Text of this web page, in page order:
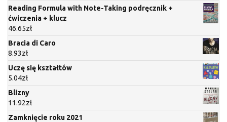
Reading Formula with Note-Taking podręcznik +
ćwiczenia + klucz
46.65zł
Bracia di Caro
8.93zł
Uczę się kształtów
5.04zł
Blizny
11.92zł
Zamknięcie roku 2021